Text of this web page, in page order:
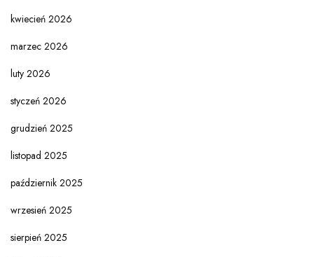
kwiecień 2026
marzec 2026
luty 2026
styczeń 2026
grudzień 2025
listopad 2025
październik 2025
wrzesień 2025
sierpień 2025